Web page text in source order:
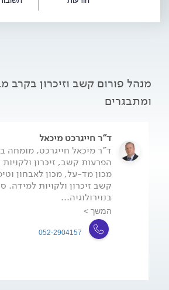
לכתוב בני נוער, סטודנטים, הורים ואנשים
מקצוע מוזמנים גם להתייעץ. מטרת
לבעיות זיכרון וקשב? מהו הטיפול הנכון
מנהל פורום קשב וזיכרון בקרב
ומתבגרים
ד"ר חייגרכט מיכאל
ד"ר מיכאל חייגרכט, מומחה
הפרעות קשב, זיכרון
מכון מד-על, מכון לאבחון
קשב זיכרון ולקויות למידה.
בנוירולוגיה...
המשך >
052-2904157